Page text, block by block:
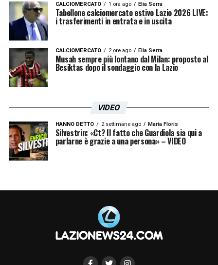
CALCIOMERCATO 1 ora ago Elia Serra
Tabellone calciomercato estivo Lazio 2026 LIVE:
i trasferimenti in entrata e in uscita
CALCIOMERCATO 2 ore ago Elia Serra
Musah sempre più lontano dal Milan: proposto al
Besiktas dopo il sondaggio con la Lazio
VIDEO
HANNO DETTO 2 settimane ago Maria Floris
Silvestrin: «Ct? Il fatto che Guardiola sia qui a
parlarne è grazie a una persona» – VIDEO